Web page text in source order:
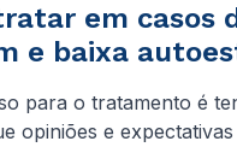
em casos
e baixa
para o tratamento é
opiniões e